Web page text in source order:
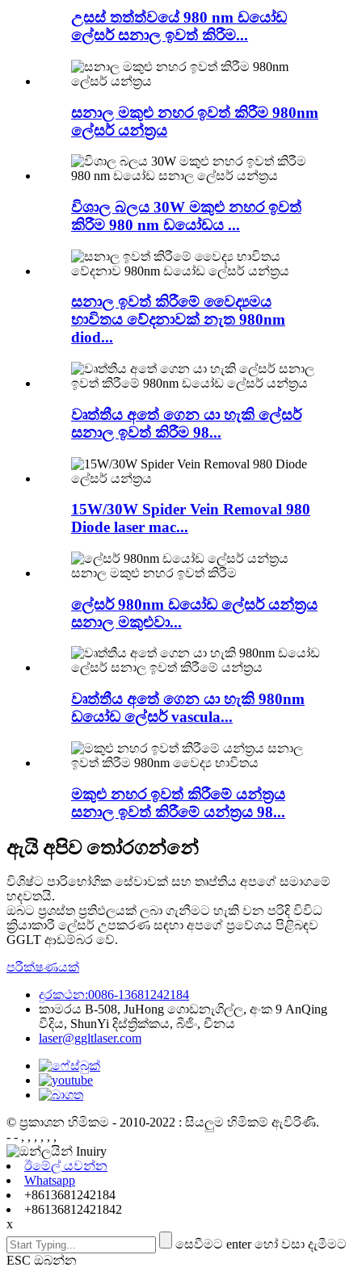
උසස් තත්ත්වයේ 980 nm ඩයෝඩ
ලේසර් සනාල ඉවත් කිරීම...
සනාල මකුළු නහර ඉවත් කිරීම 980nm
ලේසර් යන්ත්‍රය
විශාල බලය 30W මකුළු නහර ඉවත්
කිරීම 980 nm ඩයෝඩය ...
සනාල ඉවත් කිරීමේ වෛද්‍යමය
භාවිතය වේදනාවක් නැත 980nm
diod...
වෘත්තීය අතේ ගෙන යා හැකි ලේසර්
සනාල ඉවත් කිරීම 98...
15W/30W Spider Vein Removal 980
Diode laser mac...
ලේසර් 980nm ඩයෝඩ ලේසර් යන්ත්‍රය
සනාල මකුළුවා...
වෘත්තීය අතේ ගෙන යා හැකි 980nm
ඩයෝඩ ලේසර් vascula...
මකුළු නහර ඉවත් කිරීමේ යන්ත්‍රය
සනාල ඉවත් කිරීමේ යන්ත්‍රය 98...
ඇයි අපිව තෝරගන්නේ
විශිෂ්ට පාරිභෝගික සේවාවක් සහ තෘප්තිය අපගේ සමාගමේ
හදවතයි.
ඔබට ප්‍රශස්ත ප්‍රතිඵලයක් ලබා ගැනීමට හැකි වන පරිදි විවිධ
ක්‍රියාකාරී ලේසර් උපකරණ සඳහා අපගේ ප්‍රවේශය පිළිබඳව
GGLT ආඩම්බර වේ.
පරීක්ෂණයක්
දුරකථන:0086-13681242184
කාමරය B-508, JuHong ගොඩනැගිල්ල, අංක 9 AnQing
වීදිය, ShunYi දිස්ත්‍රික්කය, බීජිං, චීනය
laser@ggltlaser.com
© ප්‍රකාශන හිමිකම - 2010-2022 : සියලුම හිමිකම් ඇවිරිණි.
- - , , , , , ,
ඊමේල් යවන්න
Whatsapp
+8613681242184
+86136812421842
x
සෙවීමට enter හෝ වසා දැමීමට
ESC ඔබන්න